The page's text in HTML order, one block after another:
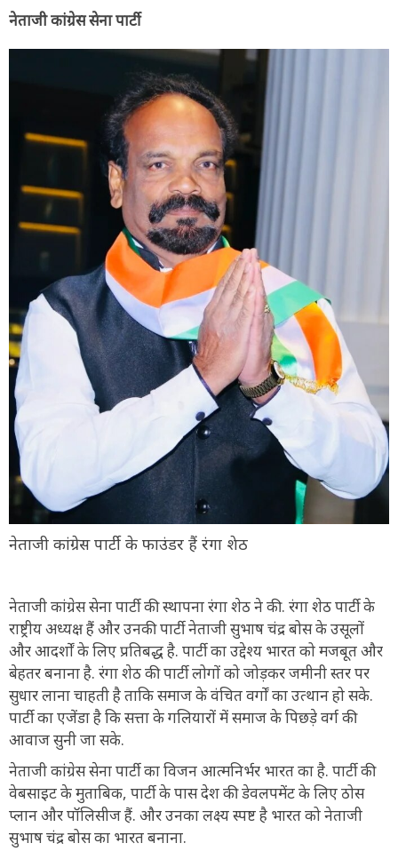
नेताजी कांग्रेस सेना पार्टी
नेताजी कांग्रेस पार्टी के फाउंडर हैं रंगा शेठ
नेताजी कांग्रेस सेना पार्टी की स्थापना रंगा शेठ ने की. रंगा शेठ पार्टी के
राष्ट्रीय अध्यक्ष हैं और उनकी पार्टी नेताजी सुभाष चंद्र बोस के उसूलों
और आदर्शों के लिए प्रतिबद्ध है. पार्टी का उद्देश्य भारत को मजबूत और
बेहतर बनाना है. रंगा शेठ की पार्टी लोगों को जोड़कर जमीनी स्तर पर
सुधार लाना चाहती है ताकि समाज के वंचित वर्गों का उत्थान हो सके.
पार्टी का एजेंडा है कि सत्ता के गलियारों में समाज के पिछड़े वर्ग की
आवाज सुनी जा सके.
नेताजी कांग्रेस सेना पार्टी का विजन आत्मनिर्भर भारत का है. पार्टी की
वेबसाइट के मुताबिक, पार्टी के पास देश की डेवलपमेंट के लिए ठोस
प्लान और पॉलिसीज हैं. और उनका लक्ष्य स्पष्ट है भारत को नेताजी
सुभाष चंद्र बोस का भारत बनाना.